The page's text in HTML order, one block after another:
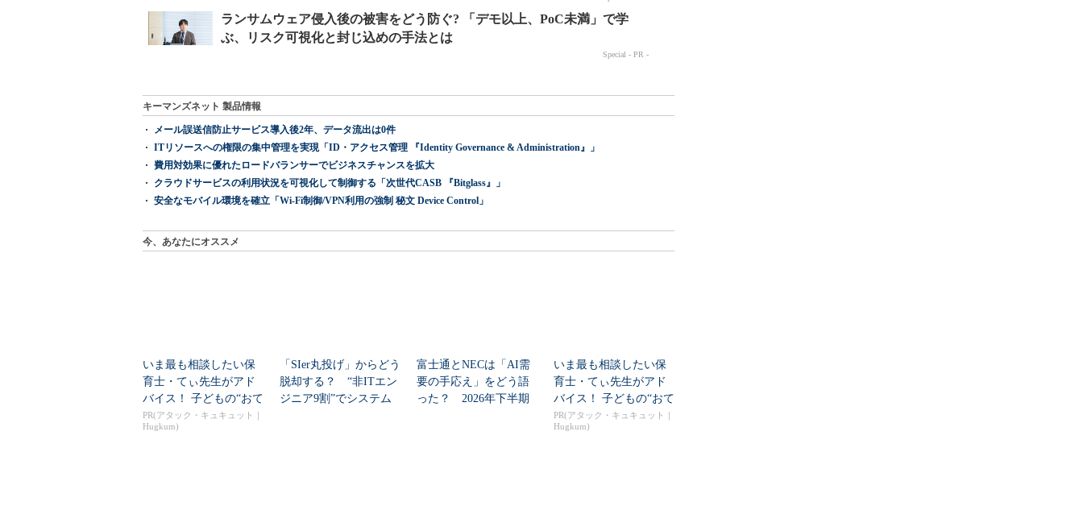
キーマンズネット 製品情報
メール誤送信防止サービス導入後2年、データ流出は0件
ITリソースへの権限の集中管理を実現「ID・アクセス管理 『Identity Governance & Administration』」
費用対効果に優れたロードバランサーでビジネスチャンスを拡大
クラウドサービスの利用状況を可視化して制御する「次世代CASB 『Bitglass』」
安全なモバイル環境を確立「Wi-Fi制御/VPN利用の強制 秘文 Device Control」
今、あなたにオススメ
いま最も相談したい保
育士・てぃ先生がアド
バイス！ 子どもの“おて
つだい”に、どん...
PR(アタック・キュキュット｜
Hugkum)
「SIer丸投げ」からどう
脱却する？ “非ITエン
ジニア9割”でシステム
富士通とNECは「AI需
要の手応え」をどう語
った？ 2026年下半期
いま最も相談したい保
育士・てぃ先生がアド
バイス！ 子どもの“おて
つだい”に、どん...
PR(アタック・キュキュット｜
Hugkum)